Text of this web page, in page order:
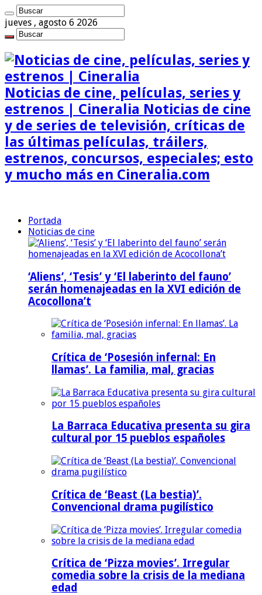
jueves , agosto 6 2026
Noticias de cine, películas, series y
estrenos | Cineralia Noticias de cine
y de series de televisión, críticas de
las últimas películas, tráilers,
estrenos, concursos, especiales; esto
y mucho más en Cineralia.com
Portada
Noticias de cine
‘Aliens’, ‘Tesis’ y ‘El laberinto del fauno’
serán homenajeadas en la XVI edición de
Acocollona’t
Crítica de ‘Posesión infernal: En
llamas’. La familia, mal, gracias
La Barraca Educativa presenta su gira
cultural por 15 pueblos españoles
Crítica de ‘Beast (La bestia)’.
Convencional drama pugilístico
Crítica de ‘Pizza movies’. Irregular
comedia sobre la crisis de la mediana
edad